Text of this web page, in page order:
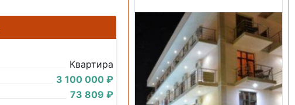
Квартира
3 100 000 ₽
73 809 ₽